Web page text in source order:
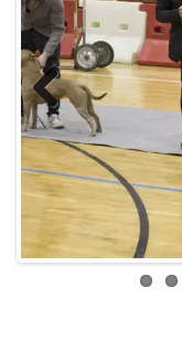
Previous